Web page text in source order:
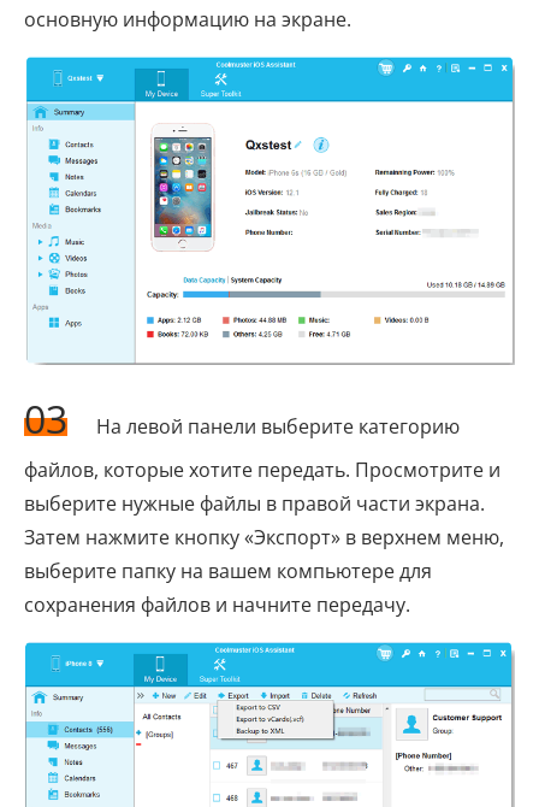
основную информацию на экране.
03
На левой панели выберите категорию
файлов, которые хотите передать. Просмотрите и
выберите нужные файлы в правой части экрана.
Затем нажмите кнопку «Экспорт» в верхнем меню,
выберите папку на вашем компьютере для
сохранения файлов и начните передачу.